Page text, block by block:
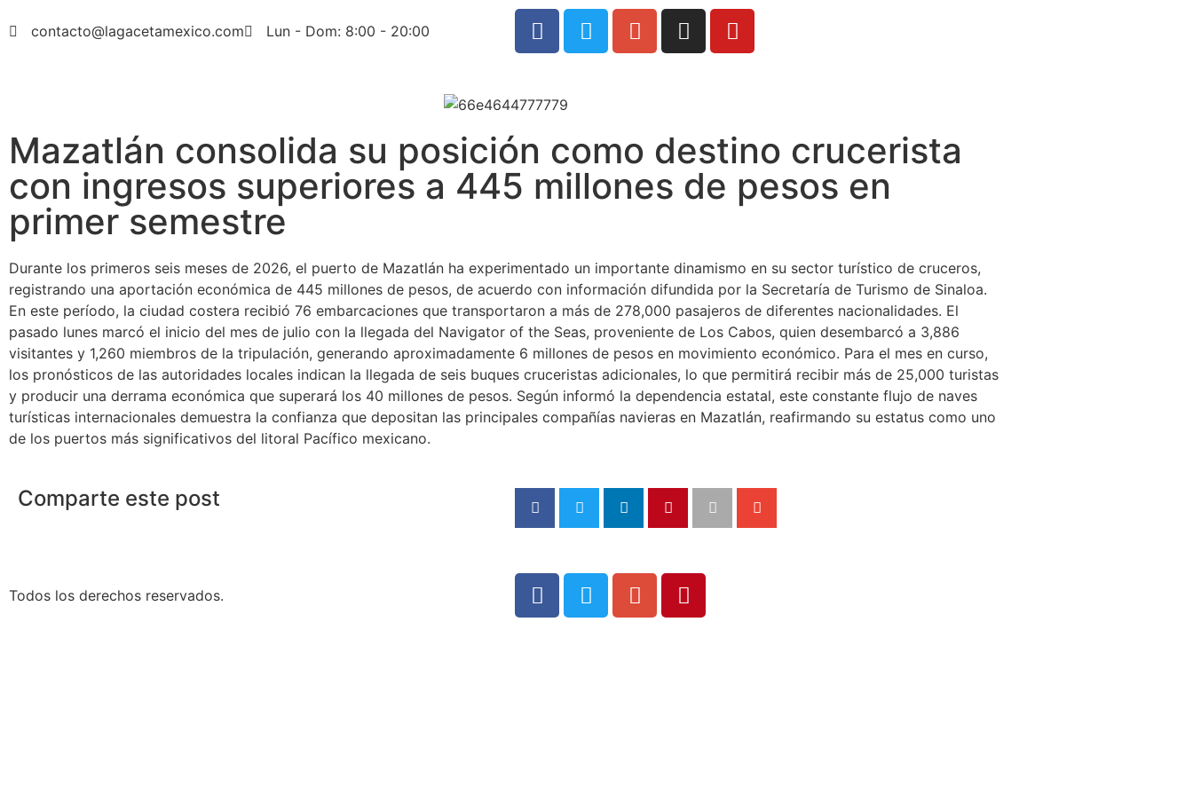
contacto@lagacetamexico.com Lun - Dom: 8:00 - 20:00
Mazatlán consolida su posición como destino crucerista
con ingresos superiores a 445 millones de pesos en
primer semestre
Durante los primeros seis meses de 2026, el puerto de Mazatlán ha experimentado un importante dinamismo en su sector turístico de cruceros,
registrando una aportación económica de 445 millones de pesos, de acuerdo con información difundida por la Secretaría de Turismo de Sinaloa.
En este período, la ciudad costera recibió 76 embarcaciones que transportaron a más de 278,000 pasajeros de diferentes nacionalidades. El
pasado lunes marcó el inicio del mes de julio con la llegada del Navigator of the Seas, proveniente de Los Cabos, quien desembarcó a 3,886
visitantes y 1,260 miembros de la tripulación, generando aproximadamente 6 millones de pesos en movimiento económico. Para el mes en curso,
los pronósticos de las autoridades locales indican la llegada de seis buques cruceristas adicionales, lo que permitirá recibir más de 25,000 turistas
y producir una derrama económica que superará los 40 millones de pesos. Según informó la dependencia estatal, este constante flujo de naves
turísticas internacionales demuestra la confianza que depositan las principales compañías navieras en Mazatlán, reafirmando su estatus como uno
de los puertos más significativos del litoral Pacífico mexicano.
Comparte este post
Todos los derechos reservados.